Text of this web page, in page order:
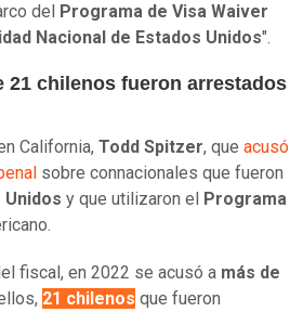
del
Programa de Visa Waiver
Nacional de Estados Unidos".
21 chilenos fueron arrestados
California, Todd Spitzer, que acusó
sobre connacionales que fueron
Unidos y que utilizaron el
Programa
fiscal, en 2022 se acusó a más de
21 chilenos que fueron